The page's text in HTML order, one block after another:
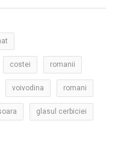
costei romanii
voivodina romani
glasul cerbiciei